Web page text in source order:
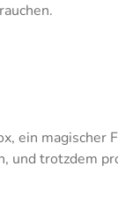
ein magischer
und trotzdem